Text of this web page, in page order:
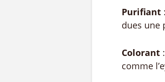
Purifiant
dues une
Colorant
comme